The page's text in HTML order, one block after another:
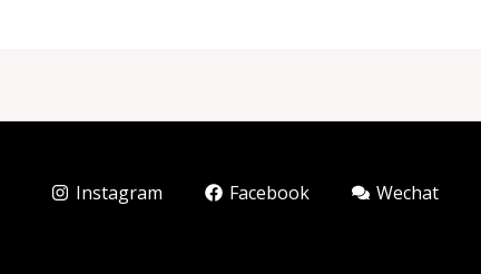
Instagram Facebook Wechat